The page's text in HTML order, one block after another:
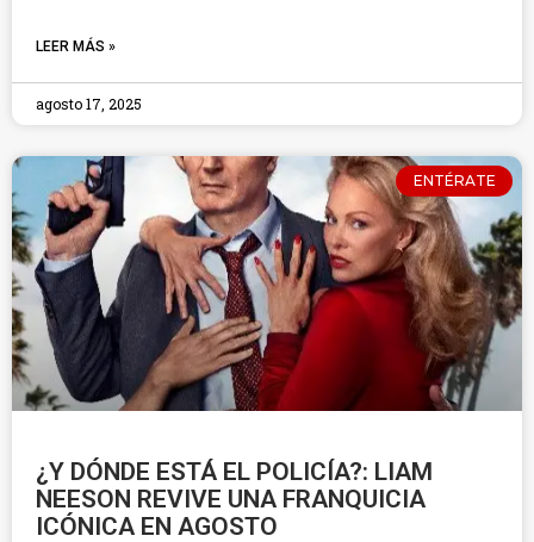
LEER MÁS »
agosto 17, 2025
ENTÉRATE
¿Y DÓNDE ESTÁ EL POLICÍA?: LIAM
NEESON REVIVE UNA FRANQUICIA
ICÓNICA EN AGOSTO